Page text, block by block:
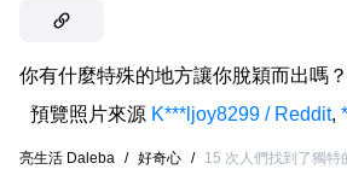
你有什麼特殊的地方讓你脫穎而出嗎？
預覽照片來源 K***ljoy8299 / Reddit,
亮生活 Daleba / 好奇心 / 15 次人們找到了獨特